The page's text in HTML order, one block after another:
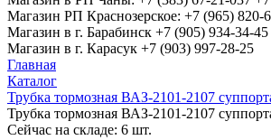
Магазин РП Краснозерское: +7 (965) 820-
Магазин в г. Барабинск +7 (905) 934-34-45
Магазин в г. Карасук +7 (903) 997-28-25
Главная
Каталог
Трубка тормозная ВАЗ-2101-2107
Трубка тормозная ВАЗ-2101-2107
Сейчас на складе: 6 шт.